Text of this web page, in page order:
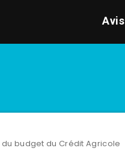
Avis
budget du Crédit Agricole